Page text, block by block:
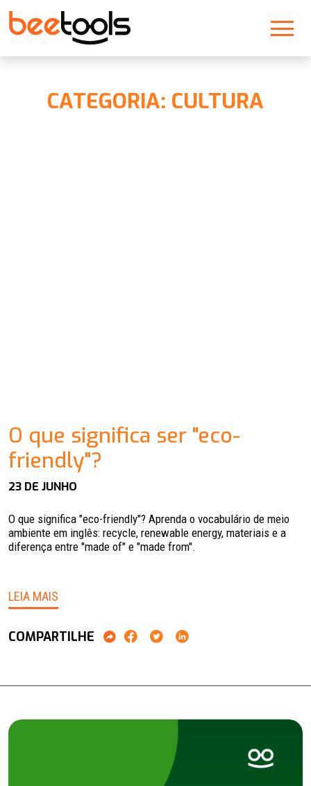
CATEGORIA: CULTURA
O que significa ser "eco-
friendly"?
23 DE JUNHO
O que significa "eco-friendly"? Aprenda o vocabulário de meio
ambiente em inglês: recycle, renewable energy, materiais e a
diferença entre "made of" e "made from".
LEIA MAIS
COMPARTILHE